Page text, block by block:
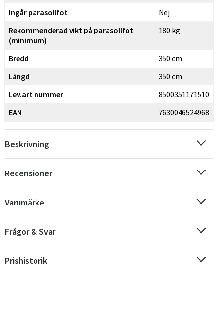
Ingår parasollfot
Nej
Rekommenderad vikt på parasollfot
(minimum)
180 kg
Bredd
350 cm
Längd
350 cm
Lev.art nummer
8500351171510
EAN
7630046524968
Beskrivning
Recensioner
Varumärke
Frågor & Svar
Prishistorik